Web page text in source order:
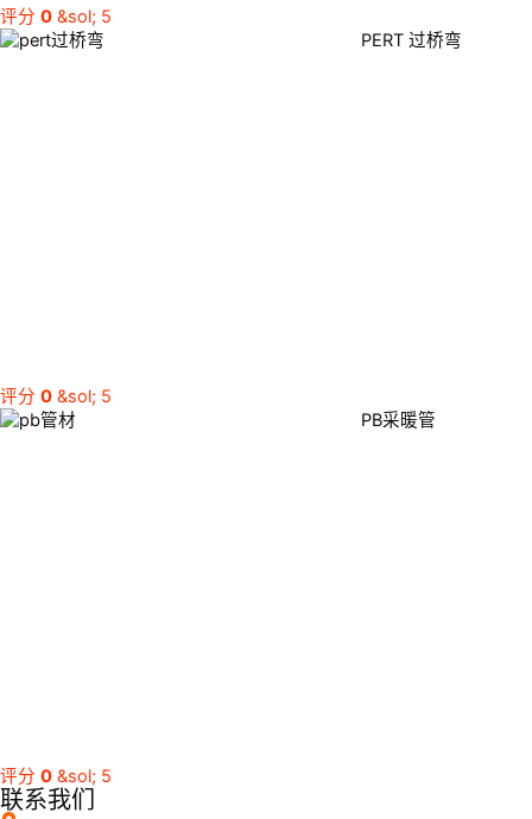
评分 0 &sol; 5
PERT 过桥弯
评分 0 &sol; 5
PB采暖管
评分 0 &sol; 5
联系我们